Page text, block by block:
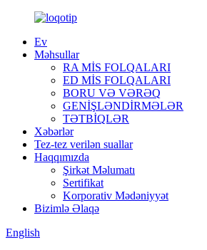
Ev
Məhsullar
RA MİS FOLQALARI
ED MİS FOLQALARI
BORU VƏ VƏRƏQ
GENİŞLƏNDİRMƏLƏR
TƏTBİQLƏR
Xəbərlər
Tez-tez verilən suallar
Haqqımızda
Şirkət Məlumatı
Sertifikat
Korporativ Mədəniyyət
Bizimlə Əlaqə
English